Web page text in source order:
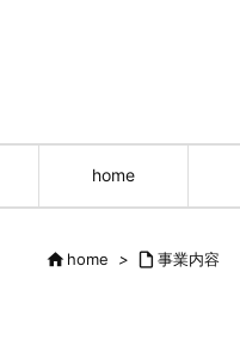
home
home >  事業内容